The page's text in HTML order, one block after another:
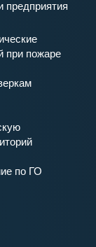
предприятия
при пожаре
по ГО